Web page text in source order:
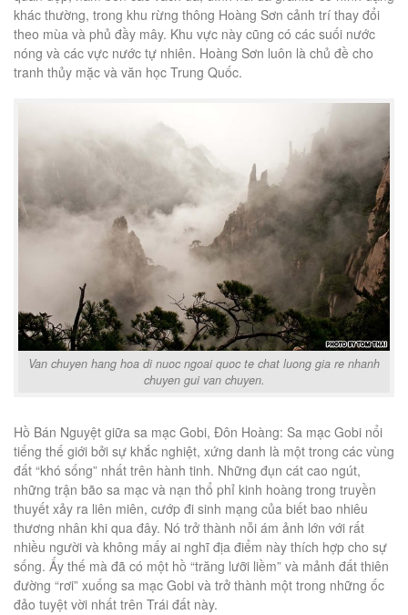
khác thường, trong khu rừng thông Hoàng Sơn cảnh trí thay đổi
theo mùa và phủ đầy mây. Khu vực này cũng có các suối nước
nóng và các vực nước tự nhiên. Hoàng Sơn luôn là chủ đề cho
tranh thủy mặc và văn học Trung Quốc.
Van chuyen hang hoa di nuoc ngoai quoc te chat luong gia re nhanh
chuyen gui van chuyen.
Hồ Bán Nguyệt giữa sa mạc Gobi, Đôn Hoàng: Sa mạc Gobi nổi
tiếng thế giới bởi sự khắc nghiệt, xứng danh là một trong các vùng
đất “khó sống” nhất trên hành tinh. Những đụn cát cao ngút,
những trận bão sa mạc và nạn thổ phỉ kinh hoàng trong truyền
thuyết xảy ra liên miên, cướp đi sinh mạng của biết bao nhiêu
thương nhân khi qua đây. Nó trở thành nỗi ám ảnh lớn với rất
nhiều người và không mấy ai nghĩ địa điểm này thích hợp cho sự
sống. Ấy thế mà đã có một hồ “trăng lưỡi liềm” và mảnh đất thiên
đường “rơi” xuống sa mạc Gobi và trở thành một trong những ốc
đảo tuyệt vời nhất trên Trái đất này.